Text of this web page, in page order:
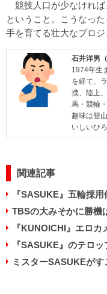
競技人口が少なければ
ということ。こうなっ
手を育てる壮大なプロ
石井洋男
1974年生
を経て、
撲、陸上
馬・競輪
趣味は登
いしいひ
関連記事
『SASUKE』五輪採
TBSの大みそかに勝機
『KUNOICHI』エロカ
『SASUKE』のテロ
ミスターSASUKEがす